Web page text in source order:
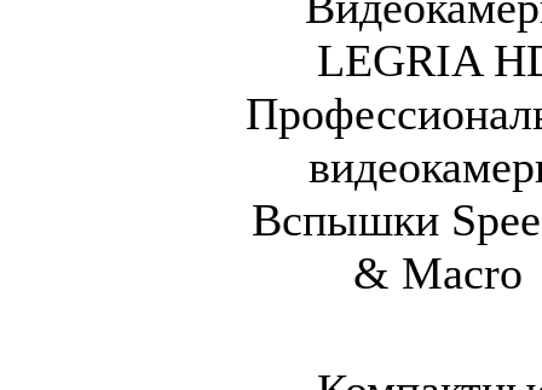
LEGRIA
Вспышки
& Macro